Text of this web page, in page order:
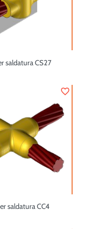
saldatura CS27
saldatura CC4
favorite_border